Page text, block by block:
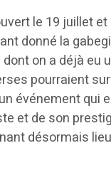
le 19 juillet et
donné la
on a déjà eu
pourraient
événement qui
et de son
désormais lieu